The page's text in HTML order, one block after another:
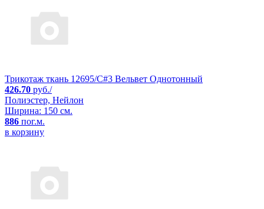
Трикотаж ткань 12695/C#3 Вельвет Однотонный
426.70 руб./
Полиэстер, Нейлон
Ширина: 150 см.
886 пог.м.
в корзину